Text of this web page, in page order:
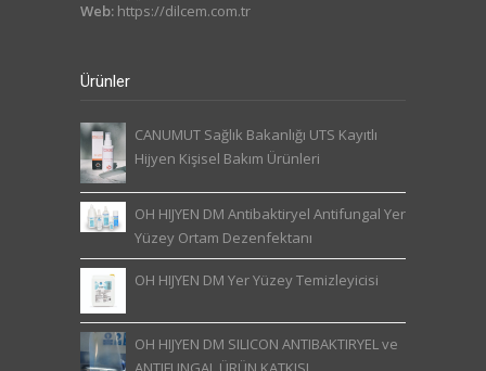
Web: https://dilcem.com.tr
Ürünler
CANUMUT Sağlık Bakanlığı UTS Kayıtlı
Hijyen Kişisel Bakım Ürünleri
OH HIJYEN DM Antibaktiryel Antifungal Yer
Yüzey Ortam Dezenfektanı
OH HIJYEN DM Yer Yüzey Temizleyicisi
OH HIJYEN DM SILICON ANTIBAKTIRYEL ve